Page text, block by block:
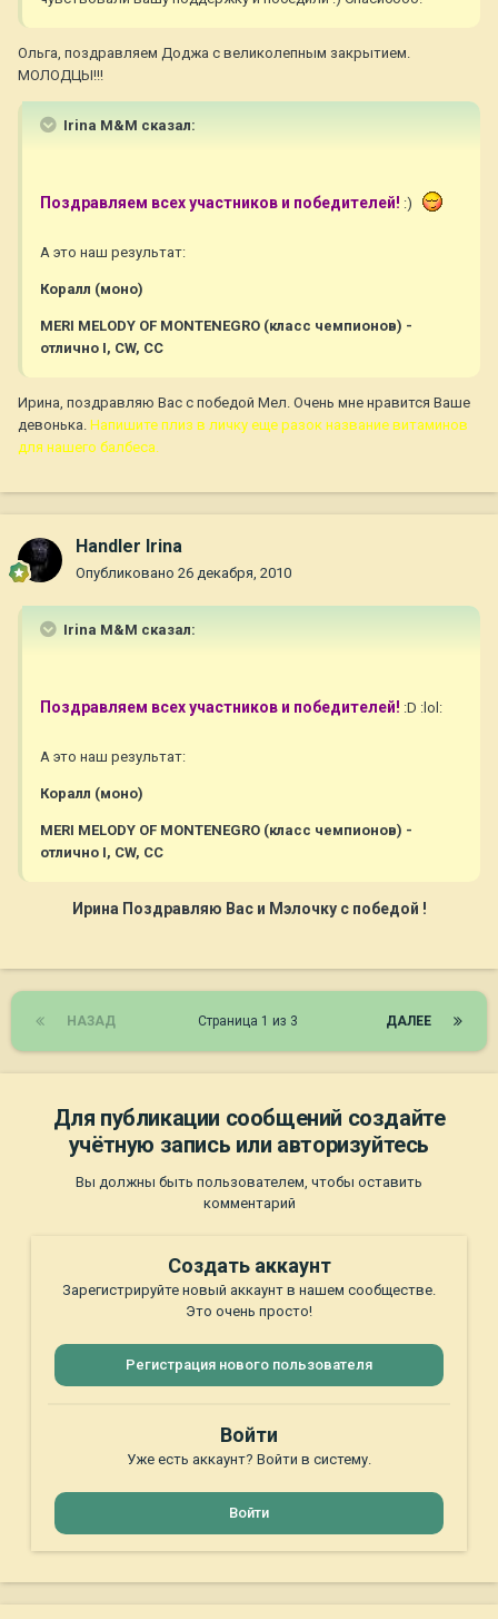
Ольга, поздравляем Доджа с великолепным закрытием.
МОЛОДЦЫ!!!
Irina M&M сказал:
Поздравляем всех участников и победителей! :)
А это наш результат:
Коралл (моно)
MERI MELODY OF MONTENEGRO (класс чемпионов) -
отлично I, CW, CC
Ирина, поздравляю Вас с победой Мел. Очень мне нравится Ваше
девонька. Напишите плиз в личку еще разок название витаминов
для нашего балбеса.
Handler Irina
Опубликовано 26 декабря, 2010
Irina M&M сказал:
Поздравляем всех участников и победителей! :D :lol:
А это наш результат:
Коралл (моно)
MERI MELODY OF MONTENEGRO (класс чемпионов) -
отлично I, CW, CC
Ирина Поздравляю Вас и Мэлочку с победой !
НАЗАД ДАЛЕЕ
Страница 1 из 3
Для публикации сообщений создайте
учётную запись или авторизуйтесь
Вы должны быть пользователем, чтобы оставить
комментарий
Создать аккаунт
Зарегистрируйте новый аккаунт в нашем сообществе.
Это очень просто!
Регистрация нового пользователя
Войти
Уже есть аккаунт? Войти в систему.
Войти